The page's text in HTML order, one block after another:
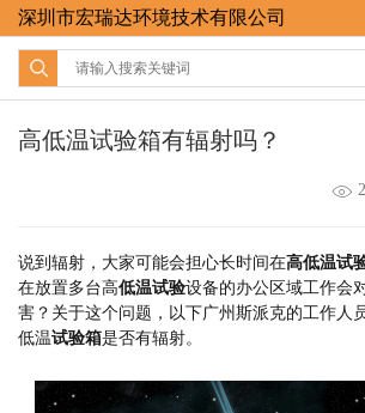
深圳市宏瑞达环境技术有限公司
高低温试验箱有辐射吗？
说到辐射，大家可能会担心长时间在高低温试
在放置多台高低温试验设备的办公区域工作会
害？关于这个问题，以下广州斯派克的工作人
低温试验箱是否有辐射。